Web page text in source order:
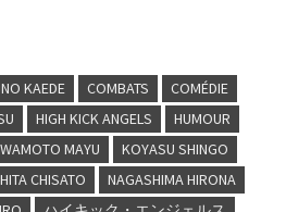
KAEDE COMBATS
COMÉDIE
HIGH KICK ANGELS
HUMOUR
MAYU
KOYASU SHINGO
CHISATO
NAGASHIMA HIRONA